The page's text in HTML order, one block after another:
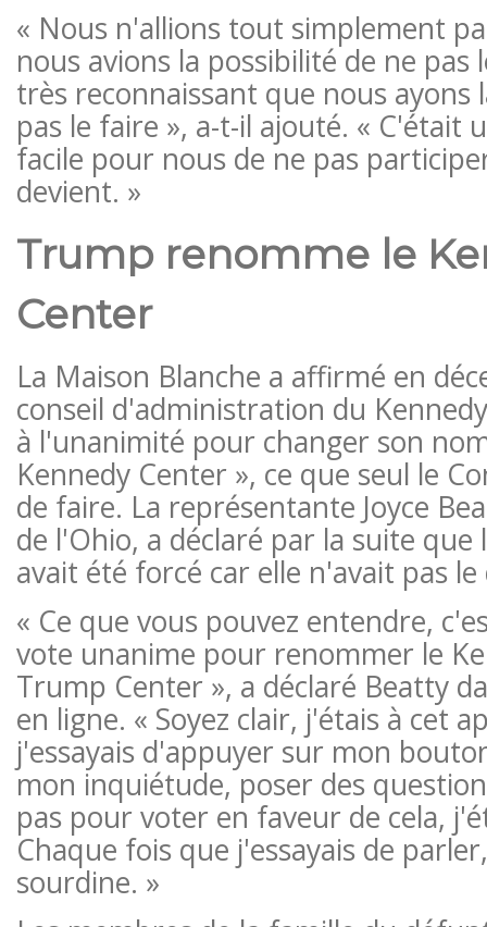
« Nous n'allions tout simplement
nous avions la possibilité de ne pas
très reconnaissant que nous ayons
pas le faire », a-t-il ajouté. « C'était
facile pour nous de ne pas
devient. »
Trump renomme le
Center
La Maison Blanche a affirmé en
conseil d'administration du
à l'unanimité pour changer son
Kennedy Center », ce que seul le
de faire. La représentante Joyce
de l'Ohio, a déclaré par la suite que
avait été forcé car elle n'avait pas
« Ce que vous pouvez entendre,
vote unanime pour renommer le
Trump Center », a déclaré Beatty
en ligne. « Soyez clair, j'étais à cet
j'essayais d'appuyer sur mon
mon inquiétude, poser des
pas pour voter en faveur de cela,
Chaque fois que j'essayais de
sourdine. »